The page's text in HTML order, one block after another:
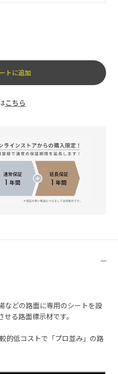
トに追加
こちら
などの路面に専用のシートを設
る路面標示材です。
的低コストで「プロ並み」の路